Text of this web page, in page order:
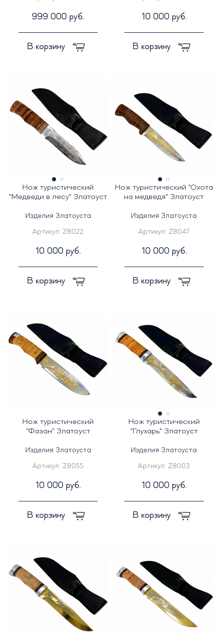
999 000 руб.
В корзину
10 000 руб.
В корзину
Нож туристический
"Медведи в лесу" Златоуст
Изделия Златоуста
Артикул: Z8022
10 000 руб.
В корзину
Нож туристический "Охота
на медведя" Златоуст
Изделия Златоуста
Артикул: Z8047
10 000 руб.
В корзину
Нож туристический
"Фазан" Златоуст
Изделия Златоуста
Артикул: Z8055
10 000 руб.
В корзину
Нож туристический
"Глухарь" Златоуст
Изделия Златоуста
Артикул: Z8003
10 000 руб.
В корзину